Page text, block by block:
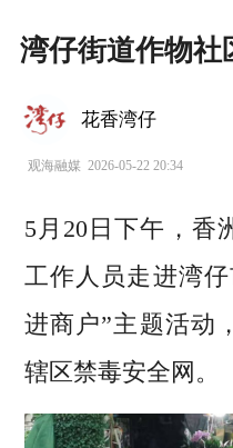
湾仔街道作物社
花香湾仔
观海融媒 2026-05-22 20:34
5月20日下午，香
工作人员走进湾
进商户”主题活动
辖区禁毒安全网。